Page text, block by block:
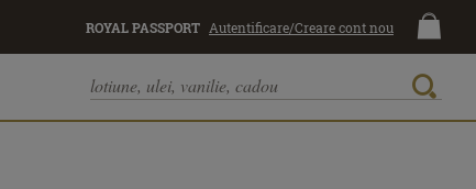
ROYAL PASSPORT Autentificare/Creare cont nou